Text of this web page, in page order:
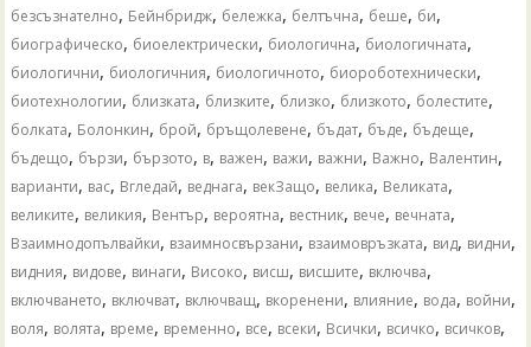
безсъзнателно, Бейнбридж, бележка, белтъчна, беше, би,
биографическо, биоелектрически, биологична, биологичната,
биологични, биологичния, биологичното, биороботехнически,
биотехнологии, близката, близките, близко, близкото, болестите,
болката, Болонкин, брой, бръщолевене, бъдат, бъде, бъдеще,
бъдещо, бързи, бързото, в, важен, важи, важни, Важно, Валентин,
варианти, вас, Вгледай, веднага, векЗащо, велика, Великата,
великите, великия, Вентър, вероятна, вестник, вече, вечната,
Взаимнодопълвайки, взаимносвързани, взаимовръзката, вид, видни,
видния, видове, винаги, Високо, висш, висшите, включва,
включването, включват, включващ, вкоренени, влияние, вода, войни,
воля, волята, време, временно, все, всеки, Всички, всичко, всичков,